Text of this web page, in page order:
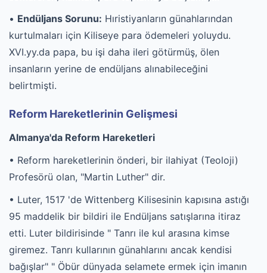
• Endüljans Sorunu: Hıristiyanların günahlarından
kurtulmaları için Kiliseye para ödemeleri yoluydu.
XVI.yy.da papa, bu işi daha ileri götürmüş, ölen
insanların yerine de endüljans alınabileceğini
belirtmişti.
Reform Hareketlerinin Gelişmesi
Almanya'da Reform Hareketleri
• Reform hareketlerinin önderi, bir ilahiyat (Teoloji)
Profesörü olan, "Martin Luther" dir.
• Luter, 1517 'de Wittenberg Kilisesinin kapısına astığı
95 maddelik bir bildiri ile Endüljans satışlarına itiraz
etti. Luter bildirisinde " Tanrı ile kul arasına kimse
giremez. Tanrı kullarının günahlarını ancak kendisi
bağışlar" " Öbür dünyada selamete ermek için imanın